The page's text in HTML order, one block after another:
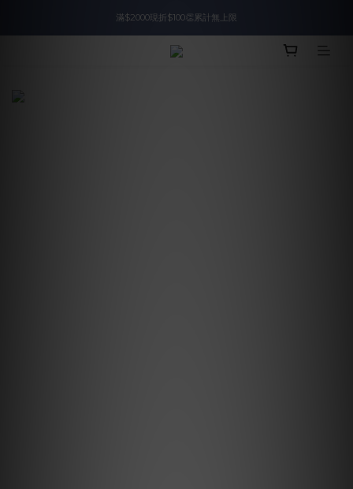
入會即領$888購物金🙌
滿$2000現折$100👏累計無上限
入會即領$888購物金🙌